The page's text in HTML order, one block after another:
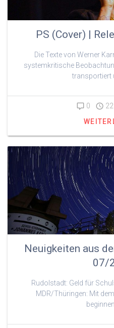
PS (Cover) |
Die Texte von Werner
systemkritische
transportiert
0
Neuigkeiten aus
07/
Rudolstadt: Geld für
MDR/Thüringen: Mit